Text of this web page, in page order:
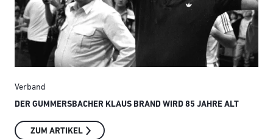
Verband
DER GUMMERSBACHER KLAUS BRAND WIRD 85 JAHRE ALT
ZUM ARTIKEL